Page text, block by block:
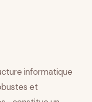
informatique
et